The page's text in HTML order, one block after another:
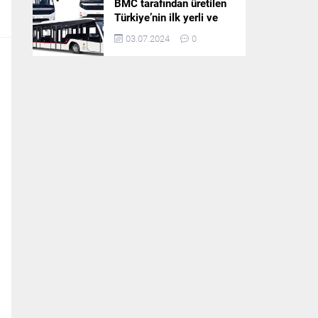
BMC tarafından üretilen
Türkiye’nin ilk yerli ve
milli apron otobüsü
Neoport’a yurt dışından
03.07.2024 0